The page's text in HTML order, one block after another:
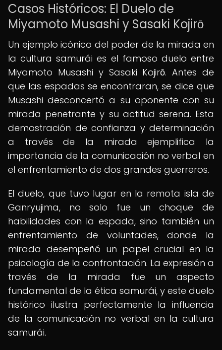
Casos Históricos: El Duelo de
Miyamoto Musashi y Sasaki Kojirō
Un ejemplo icónico del poder de la mirada en
la cultura samurái es el famoso duelo entre
Miyamoto Musashi y Sasaki Kojirō. Antes de
que las espadas se encontraran, se dice que
Musashi desconcertó a su oponente con su
mirada penetrante y su actitud serena. Esta
demostración de confianza y determinación
a través de la mirada ejemplifica la
importancia de la comunicación no verbal en
el enfrentamiento de dos grandes guerreros.
El duelo, que tuvo lugar en la remota isla de
Ganryujima, no solo fue un choque de
habilidades con la espada, sino también un
enfrentamiento de voluntades, donde la
mirada desempeñó un papel crucial en la
psicología de la confrontación. La expresión a
través de la mirada fue un aspecto
fundamental de la ética samurái, y este duelo
histórico ilustra perfectamente la influencia
de la comunicación no verbal en la cultura
samurái.